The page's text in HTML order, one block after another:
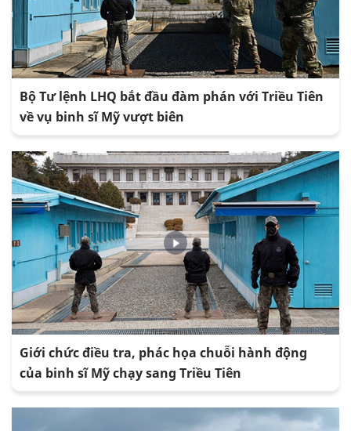
Bộ Tư lệnh LHQ bắt đầu đàm phán với Triều Tiên
về vụ binh sĩ Mỹ vượt biên
Giới chức điều tra, phác họa chuỗi hành động
của binh sĩ Mỹ chạy sang Triều Tiên